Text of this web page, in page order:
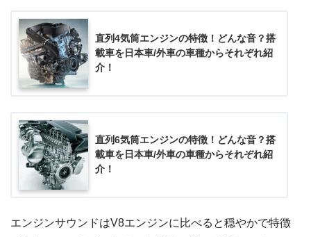
直列4気筒エンジンの特徴！どんな音？搭
載車を日本車/外車の車種からそれぞれ紹
介！
直列6気筒エンジンの特徴！どんな音？搭
載車を日本車/外車の車種からそれぞれ紹
介！
エンジンサウンドはV8エンジンに比べると穏やかで特徴